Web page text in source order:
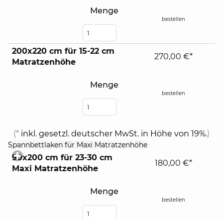
Menge
bestellen
200x220 cm für 15-22 cm
Matratzenhöhe
Menge
270,00 €*
bestellen
(* inkl. gesetzl. deutscher MwSt. in Höhe von 19%.)
Spannbettlaken für Maxi Matratzenhöhe
expand
90x200 cm für 23-30 cm
Maxi Matratzenhöhe
Menge
180,00 €*
bestellen